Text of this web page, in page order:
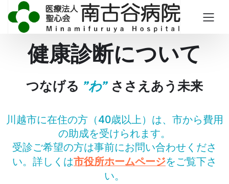
健康診断について
つなげる ”わ” ささえあう未来
川越市に在住の方（40歳以上）は、市から費用
の助成を受けられます。
受診ご希望の方は事前にお問い合わせくださ
い。詳しくは市役所ホームページをご覧下さ
い。